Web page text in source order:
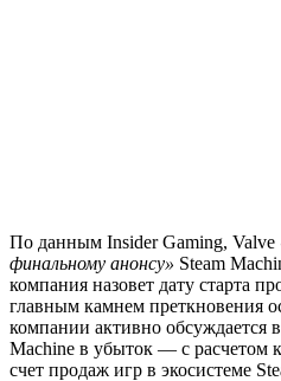
По данным Insider Gaming, Valve
финальному анонсу» Steam
компания назовет дату старта
главным камнем преткновения
компании активно обсуждается
Machine в убыток — с расчетом
счет продаж игр в экосистеме